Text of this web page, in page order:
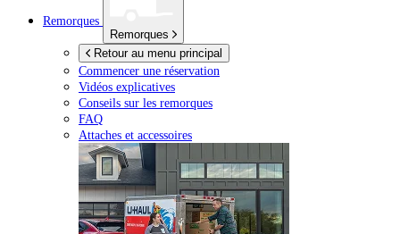
Remorques
Remorques
Retour au menu principal
Commencer une réservation
Vidéos explicatives
Conseils sur les remorques
FAQ
Attaches et accessoires